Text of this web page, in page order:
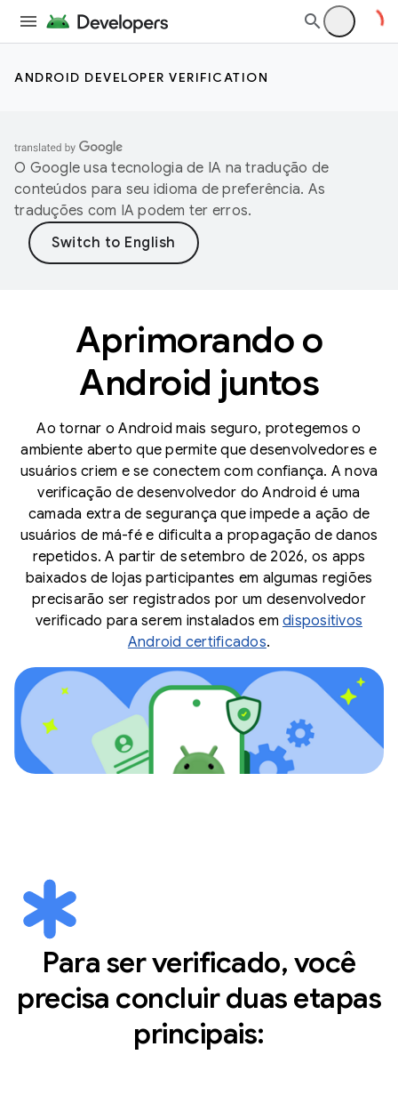
ANDROID DEVELOPER VERIFICATION
O Google usa tecnologia de IA na tradução de
conteúdos para seu idioma de preferência. As
traduções com IA podem ter erros.
Aprimorando o
Android juntos
Ao tornar o Android mais seguro, protegemos o
ambiente aberto que permite que desenvolvedores e
usuários criem e se conectem com confiança. A nova
verificação de desenvolvedor do Android é uma
camada extra de segurança que impede a ação de
usuários de má-fé e dificulta a propagação de danos
repetidos. A partir de setembro de 2026, os apps
baixados de lojas participantes em algumas regiões
precisarão ser registrados por um desenvolvedor
verificado para serem instalados em dispositivos
Android certificados.
Para ser verificado, você
precisa concluir duas etapas
principais: